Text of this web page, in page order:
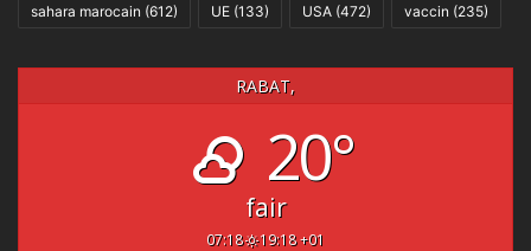
sahara marocain (612) UE (133) USA (472) vaccin (235)
RABAT,
20°
fair
07:18 19:18 +01